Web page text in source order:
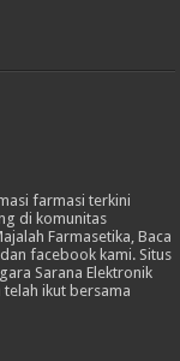
farmasi terkini
di komunitas
Farmasetika, Baca
facebook kami. Situs
Sarana Elektronik
telah ikut bersama